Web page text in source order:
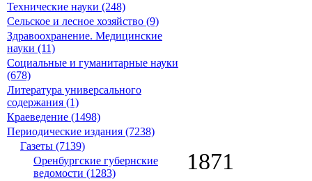
Технические науки (248)
Сельское и лесное хозяйство (9)
Здравоохранение. Медицинские
науки (11)
Социальные и гуманитарные науки
(678)
Литература универсального
содержания (1)
Краеведение (1498)
Периодические издания (7238)
Газеты (7139)
Оренбургские губернские
ведомости (1283)
1871